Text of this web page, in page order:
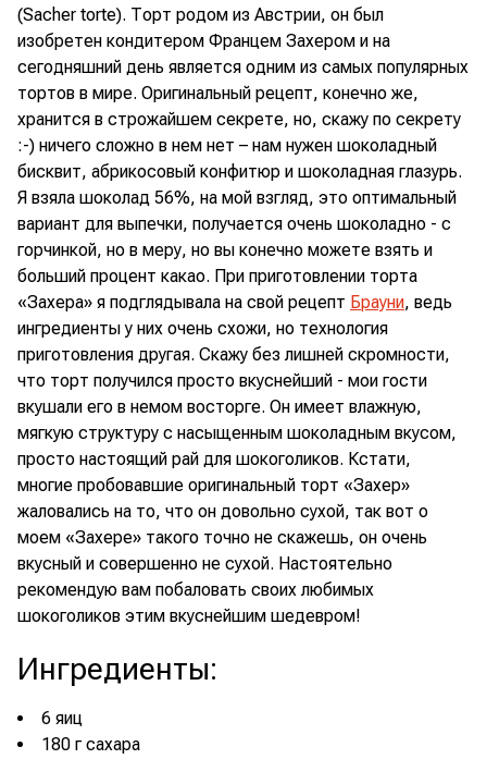
(Sacher torte). Торт родом из Австрии, он был
изобретен кондитером Францем Захером и на
сегодняшний день является одним из самых популярных
тортов в мире. Оригинальный рецепт, конечно же,
хранится в строжайшем секрете, но, скажу по секрету
:-) ничего сложно в нем нет – нам нужен шоколадный
бисквит, абрикосовый конфитюр и шоколадная глазурь.
Я взяла шоколад 56%, на мой взгляд, это оптимальный
вариант для выпечки, получается очень шоколадно - с
горчинкой, но в меру, но вы конечно можете взять и
больший процент какао. При приготовлении торта
«Захера» я подглядывала на свой рецепт Брауни, ведь
ингредиенты у них очень схожи, но технология
приготовления другая. Скажу без лишней скромности,
что торт получился просто вкуснейший - мои гости
вкушали его в немом восторге. Он имеет влажную,
мягкую структуру с насыщенным шоколадным вкусом,
просто настоящий рай для шокоголиков. Кстати,
многие пробовавшие оригинальный торт «Захер»
жаловались на то, что он довольно сухой, так вот о
моем «Захере» такого точно не скажешь, он очень
вкусный и совершенно не сухой. Настоятельно
рекомендую вам побаловать своих любимых
шокоголиков этим вкуснейшим шедевром!
Ингредиенты:
6 яиц
180 г сахара